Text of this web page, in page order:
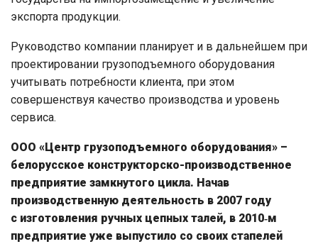
экспорта продукции.
Руководство компании планирует и в дальнейшем при
проектировании грузоподъемного оборудования
учитывать потребности клиента, при этом
совершенствуя качество производства и уровень
сервиса.
ООО «Центр грузоподъемного оборудования» –
белорусское конструкторско-производственное
предприятие замкнутого цикла. Начав
производственную деятельность в 2007 году
с изготовления ручных цепных талей, в 2010‑м
предприятие уже выпустило со своих стапелей